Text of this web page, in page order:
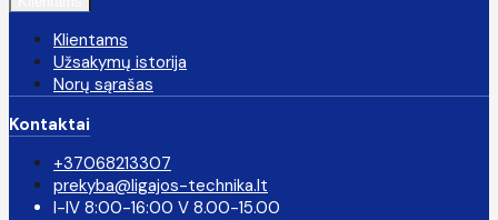
Klientams
Užsakymų istorija
Norų sąrašas
Kontaktai
+37068213307
prekyba@ligajos-technika.lt
I-IV 8:00-16:00 V 8.00-15.00